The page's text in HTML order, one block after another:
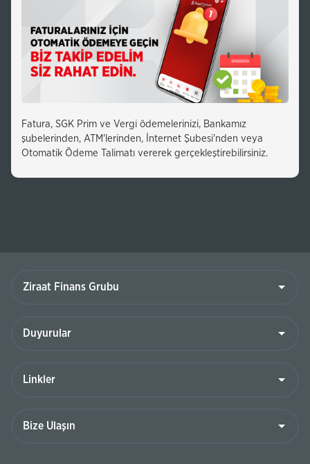
Fatura, SGK Prim ve Vergi ödemelerinizi, Bankamız
şubelerinden, ATM'lerinden, İnternet Şubesi'nden veya
Otomatik Ödeme Talimatı vererek gerçekleştirebilirsiniz.
Grubu